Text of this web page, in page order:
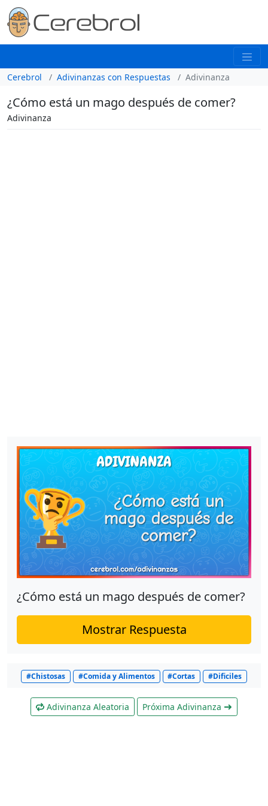
Cerebrol Adivinanzas con Respuestas Adivinanza
¿Cómo está un mago después de comer?
Adivinanza
¿Cómo está un mago después de comer?
Mostrar Respuesta
#Chistosas #Comida y Alimentos #Cortas #Dificiles
Adivinanza Aleatoria Próxima Adivinanza